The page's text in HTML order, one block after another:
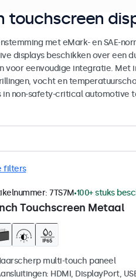
touchscreen
met eMark- en SAE-
displays beschikken over een
voor eenvoudige integratie. Met
vocht en
non-safety-critical automotive
filters
Touchscreen Metaal
7TS7M 100+ stuks
multi-touch paneel
HDMI, DisplayPort,